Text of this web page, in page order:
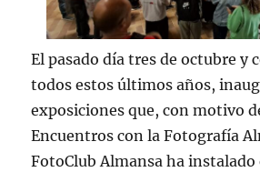
El pasado día tres de octubre y
todos estos últimos años,
exposiciones que, con motivo
Encuentros con la Fotografía
FotoClub Almansa ha instalado